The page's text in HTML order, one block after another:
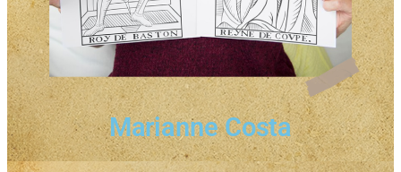
Marianne Costa